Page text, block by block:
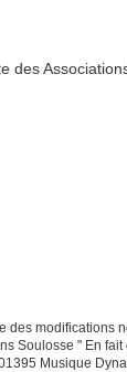
des modifications
Soulosse " En
Musique